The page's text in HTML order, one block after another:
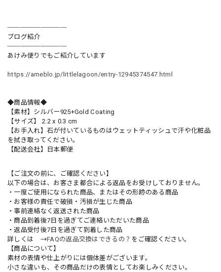
─────────
ブログ紹介
─────────
あけみ便りでもご紹介しています
https://ameblo.jp/littlelagoon/entry-12945374547.html
◆商品情報◆
【素材】シルバー925+Gold Coating
【サイズ】 2.2 x 0.3 cm
【お手入れ】石が付いているものはウェットティッシュで汗や化粧品
を拭き取ってください。
【配送会社】日本郵便
【ご注文の前に、ご確認ください】
以下の場合は、お客さま都合による返品をお受けしておりません。
・一度ご使用になられた商品、またはその形跡のある商品
・お客様の責任で破損・汚損が生じた商品
・事前連絡なく返送された商品
・商品到着後7日を過ぎてご連絡いただいた商品
・返品受付後7日を過ぎて到着した商品
詳しくは →FAQの返品交換はできるの？ をご確認ください。
【商品について】
素材の表情や仕上がりには個体差がございます。
小さな違いも、その商品だけの表情としてお楽しみください。